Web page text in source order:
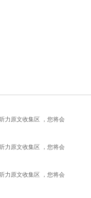
力原文收集区 ，您将会
力原文收集区 ，您将会
力原文收集区 ，您将会